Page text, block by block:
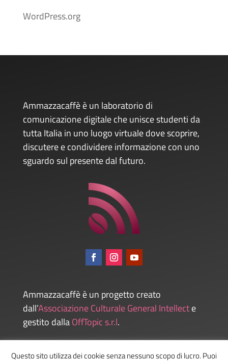
WordPress.org
Ammazzacaffè è un laboratorio di
comunicazione digitale che unisce studenti da
tutta Italia in uno luogo virtuale dove scoprire,
discutere e condividere informazione con uno
sguardo sul presente dal futuro.
Ammazzacaffè è un progetto creato
dall’Associazione Culturale General Intellecte
gestito dallaOffTopic s.r.l.
Questo sito utilizza dei cookie senza nessuno scopo di lucro. Puoi